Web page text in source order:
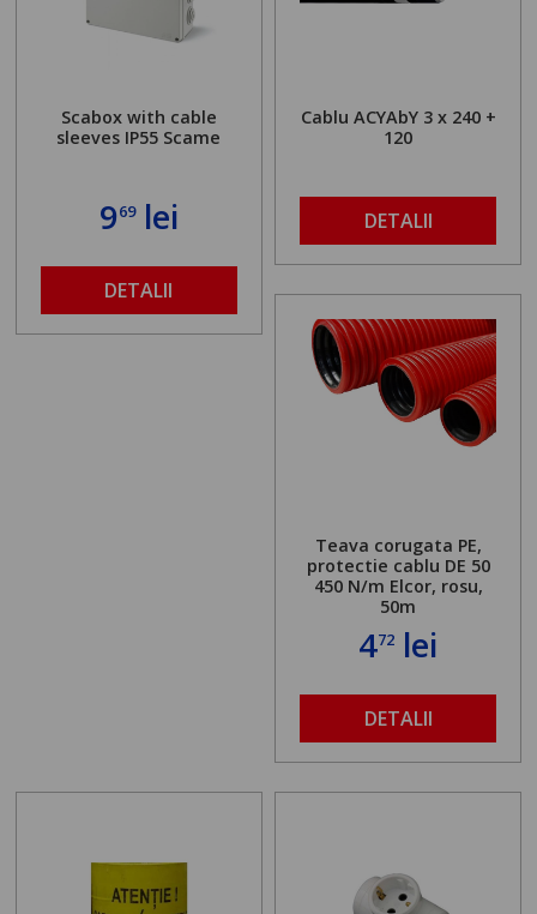
Scabox with cable
sleeves IP55 Scame
969lei
DETALII
Cablu ACYAbY 3 x 240 +
120
DETALII
Teava corugata PE,
protectie cablu DE 50
450 N/m Elcor, rosu,
50m
472 lei
DETALII